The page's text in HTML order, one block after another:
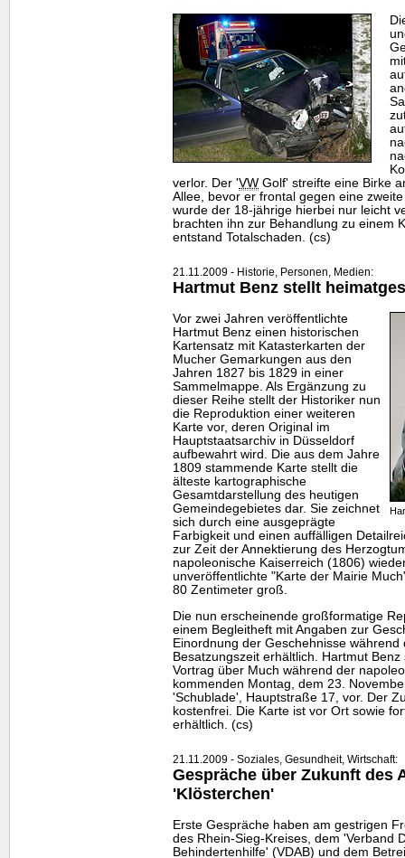
verlor. Der 'VW Golf' streifte eine Birke
Allee, bevor er frontal gegen eine
wurde der 18-jährige hierbei nur leicht
brachten ihn zur Behandlung zu einem
entstand Totalschaden. (cs)
21.11.2009 - Historie, Personen, Medien:
Hartmut Benz stellt
Vor zwei Jahren veröffentlichte
Hartmut Benz einen historischen
Kartensatz mit Katasterkarten der
Mucher Gemarkungen aus den
Jahren 1827 bis 1829 in einer
Sammelmappe. Als Ergänzung zu
dieser Reihe stellt der Historiker nun
die Reproduktion einer weiteren
Karte vor, deren Original im
Hauptstaatsarchiv in Düsseldorf
aufbewahrt wird. Die aus dem Jahre
1809 stammende Karte stellt die
älteste kartographische
Gesamtdarstellung des heutigen
Gemeindegebietes dar. Sie zeichnet
sich durch eine ausgeprägte
Farbigkeit und einen auffälligen
zur Zeit der Annektierung des
napoleonische Kaiserreich (1806)
unveröffentlichte "Karte der Mairie
80 Zentimeter groß.
Die nun erscheinende großformatige
einem Begleitheft mit Angaben zur
Einordnung der Geschehnisse während
Besatzungszeit erhältlich. Hartmut
Vortrag über Much während der
kommenden Montag, dem 23.
'Schublade', Hauptstraße 17, vor. Der
kostenfrei. Die Karte ist vor Ort sowie
erhältlich. (cs)
21.11.2009 - Soziales, Gesundheit, Wirtschaft:
Gespräche über Zukunft des
'Klösterchen'
Erste Gespräche haben am gestrigen
des Rhein-Sieg-Kreises, dem 'Verband
Behindertenhilfe' (VDAB) und dem